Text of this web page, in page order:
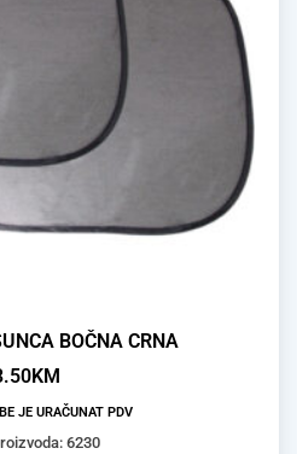
BOČNA CRNA
KM
JE URAČUNAT PDV
6230